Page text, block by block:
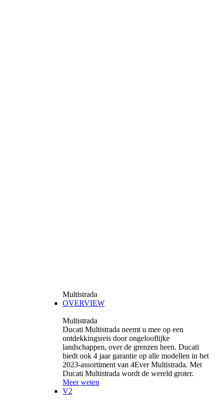
Multistrada
OVERVIEW
Multistrada
Ducati Multistrada neemt u mee op een
ontdekkingsreis door ongelooflijke
landschappen, over de grenzen heen. Ducati
biedt ook 4 jaar garantie op alle modellen in het
2023-assortiment van 4Ever Multistrada. Met
Ducati Multistrada wordt de wereld groter.
Meer weten
V2